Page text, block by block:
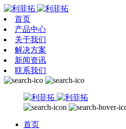
首页
产品中心
关于我们
解决方案
新闻资讯
联系我们
首页